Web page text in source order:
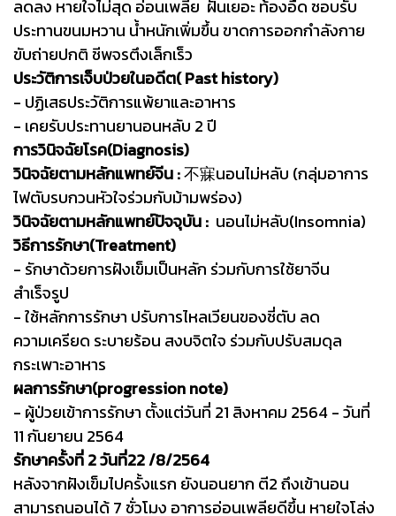
ลดลง หายใจไม่สุด อ่อนเพลีย ฝันเยอะ ท้องอืด ชอบรับ
ประทานขนมหวาน น้ำหนักเพิ่มขึ้น ขาดการออกกำลังกาย
ขับถ่ายปกติ ชีพจรตึงเล็กเร็ว
ประวัติการเจ็บป่วยในอดีต( Past history)
- ปฏิเสธประวัติการแพ้ยาและอาหาร
- เคยรับประทานยานอนหลับ 2 ปี
การวินิจฉัยโรค(Diagnosis)
วินิจฉัยตามหลักแพทย์จีน :不寐นอนไม่หลับ (กลุ่มอาการ
ไฟตับรบกวนหัวใจร่วมกับม้ามพร่อง)
วินิจฉัยตามหลักแพทย์ปัจจุบัน : นอนไม่หลับ(Insomnia)
วิธีการรักษา(Treatment)
- รักษาด้วยการฝังเข็มเป็นหลัก ร่วมกับการใช้ยาจีน
สำเร็จรูป
- ใช้หลักการรักษา ปรับการไหลเวียนของชี่ตับ ลด
ความเครียด ระบายร้อน สงบจิตใจ ร่วมกับปรับสมดุล
กระเพาะอาหาร
ผลการรักษา(progression note)
- ผู้ป่วยเข้าการรักษา ตั้งแต่วันที่ 21 สิงหาคม 2564 - วันที่
11 กันยายน 2564
รักษาครั้งที่ 2 วันที่22 /8/2564
หลังจากฝังเข็มไปครั้งแรก ยังนอนยาก ตี2 ถึงเข้านอน
สามารถนอนได้ 7 ชั่วโมง อาการอ่อนเพลียดีขึ้น หายใจโล่ง